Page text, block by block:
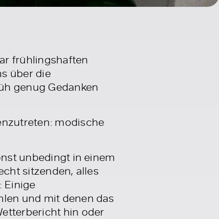
frühlingshaften
über die
genug Gedanken
modische
unbedingt in einem
sitzenden, alles
Einige
und mit denen das
hin oder